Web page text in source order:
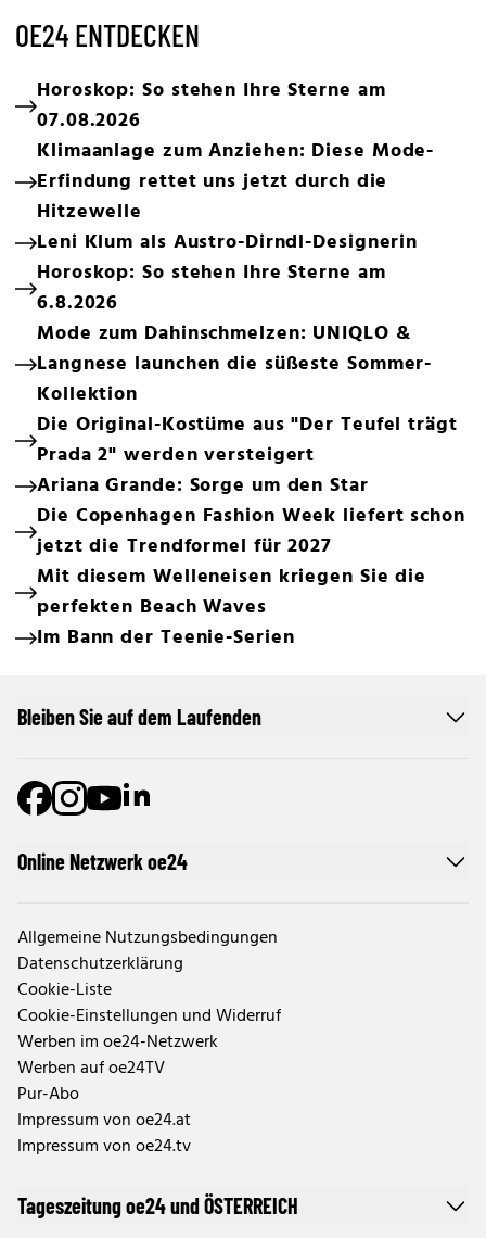
OE24 ENTDECKEN
Horoskop: So stehen Ihre Sterne am
07.08.2026
Klimaanlage zum Anziehen: Diese Mode-
Erfindung rettet uns jetzt durch die
Hitzewelle
Leni Klum als Austro-Dirndl-Designerin
Horoskop: So stehen Ihre Sterne am
6.8.2026
Mode zum Dahinschmelzen: UNIQLO &
Langnese launchen die süßeste Sommer-
Kollektion
Die Original-Kostüme aus "Der Teufel trägt
Prada 2" werden versteigert
Ariana Grande: Sorge um den Star
Die Copenhagen Fashion Week liefert schon
jetzt die Trendformel für 2027
Mit diesem Welleneisen kriegen Sie die
perfekten Beach Waves
Im Bann der Teenie-Serien
Online Netzwerk oe24
Allgemeine Nutzungsbedingungen
Datenschutzerklärung
Cookie-Liste
Cookie-Einstellungen und Widerruf
Werben im oe24-Netzwerk
Werben auf oe24TV
Pur-Abo
Impressum von oe24.at
Impressum von oe24.tv
Tageszeitung oe24 und ÖSTERREICH
Bleiben Sie auf dem Laufenden